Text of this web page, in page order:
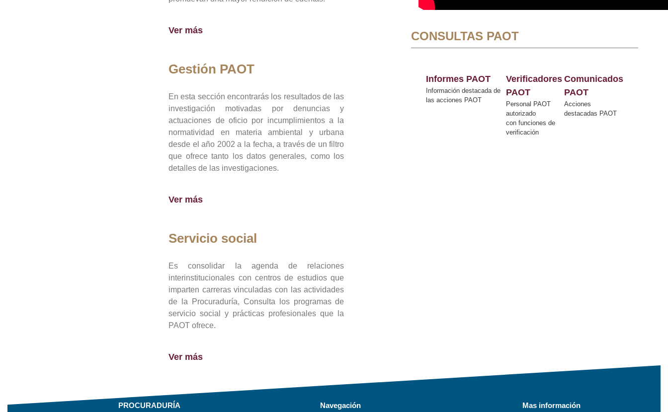
Ver más
Gestión PAOT
En esta sección encontrarás los resultados de las
investigación motivadas por denuncias y
actuaciones de oficio por incumplimientos a la
normatividad en materia ambiental y urbana
desde el año 2002 a la fecha, a través de un filtro
que ofrece tanto los datos generales, como los
detalles de las investigaciones.
Ver más
Servicio social
Es consolidar la agenda de relaciones
interinstitucionales con centros de estudios que
imparten carreras vinculadas con las actividades
de la Procuraduría, Consulta los programas de
servicio social y prácticas profesionales que la
PAOT ofrece.
Ver más
CONSULTAS PAOT
Informes PAOT
Información destacada de
las acciones PAOT
Verificadores
PAOT
Personal PAOT
autorizado
con funciones de
verificación
Comunicados
PAOT
Acciones
destacadas PAOT
PROCURADURÍA Navegación Mas información